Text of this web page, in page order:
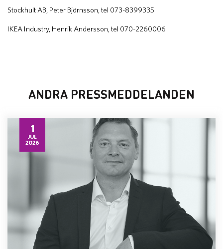
Stockhult AB, Peter Björnsson, tel 073-8399335
IKEA Industry, Henrik Andersson, tel 070-2260006
ANDRA PRESSMEDDELANDEN
1
JUL
2026